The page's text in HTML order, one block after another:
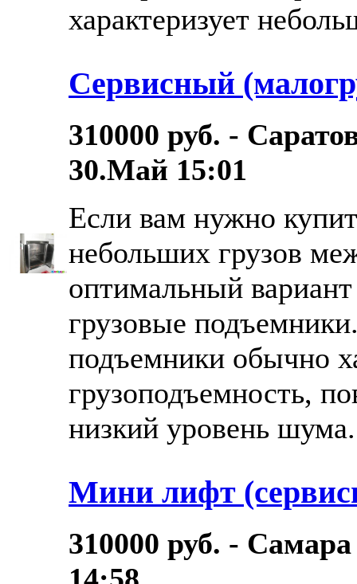
характеризует
Сервисный
310000 руб. -
30.Май 15:01
Если вам нужно
небольших грузов
оптимальный
грузовые
подъемники обычно
грузоподъемность,
низкий уровень
Мини лифт
310000 руб. -